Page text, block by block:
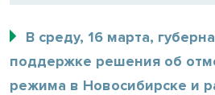
В среду, 16 марта,
поддержке решения об
режима в Новосибирске и